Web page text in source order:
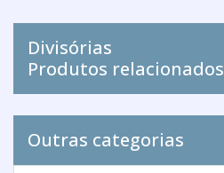
Divisórias
Produtos relacionados
Outras categorias